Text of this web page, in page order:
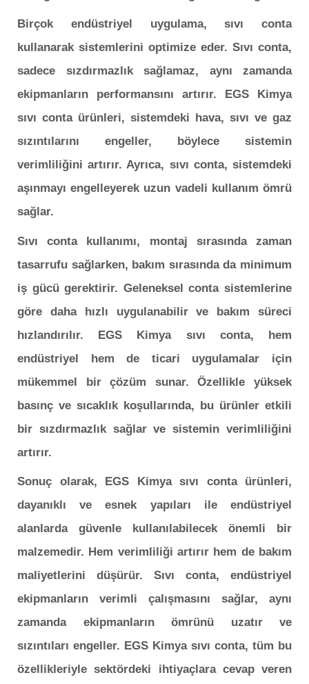
Birçok endüstriyel uygulama, sıvı conta
kullanarak sistemlerini optimize eder. Sıvı conta,
sadece sızdırmazlık sağlamaz, aynı zamanda
ekipmanların performansını artırır. EGS Kimya
sıvı conta ürünleri, sistemdeki hava, sıvı ve gaz
sızıntılarını engeller, böylece sistemin
verimliliğini artırır. Ayrıca, sıvı conta, sistemdeki
aşınmayı engelleyerek uzun vadeli kullanım ömrü
sağlar.
Sıvı conta kullanımı, montaj sırasında zaman
tasarrufu sağlarken, bakım sırasında da minimum
iş gücü gerektirir. Geleneksel conta sistemlerine
göre daha hızlı uygulanabilir ve bakım süreci
hızlandırılır. EGS Kimya sıvı conta, hem
endüstriyel hem de ticari uygulamalar için
mükemmel bir çözüm sunar. Özellikle yüksek
basınç ve sıcaklık koşullarında, bu ürünler etkili
bir sızdırmazlık sağlar ve sistemin verimliliğini
artırır.
Sonuç olarak, EGS Kimya sıvı conta ürünleri,
dayanıklı ve esnek yapıları ile endüstriyel
alanlarda güvenle kullanılabilecek önemli bir
malzemedir. Hem verimliliği artırır hem de bakım
maliyetlerini düşürür. Sıvı conta, endüstriyel
ekipmanların verimli çalışmasını sağlar, aynı
zamanda ekipmanların ömrünü uzatır ve
sızıntıları engeller. EGS Kimya sıvı conta, tüm bu
özellikleriyle sektördeki ihtiyaçlara cevap veren